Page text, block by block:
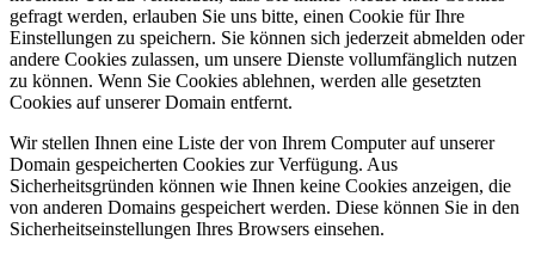
gefragt werden, erlauben Sie uns bitte, einen Cookie für Ihre
Einstellungen zu speichern. Sie können sich jederzeit abmelden oder
andere Cookies zulassen, um unsere Dienste vollumfänglich nutzen
zu können. Wenn Sie Cookies ablehnen, werden alle gesetzten
Cookies auf unserer Domain entfernt.
Wir stellen Ihnen eine Liste der von Ihrem Computer auf unserer
Domain gespeicherten Cookies zur Verfügung. Aus
Sicherheitsgründen können wie Ihnen keine Cookies anzeigen, die
von anderen Domains gespeichert werden. Diese können Sie in den
Sicherheitseinstellungen Ihres Browsers einsehen.